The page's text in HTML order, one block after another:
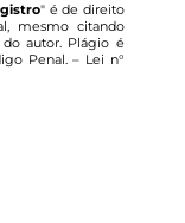
" é de direito
mesmo citando
autor. Plágio é
Penal. – Lei n°